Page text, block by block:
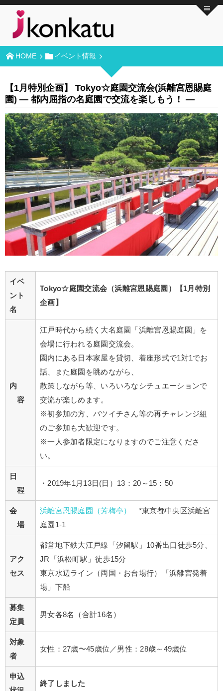
HOME イベント情報
【1月特別企画】 Tokyo☆庭園交流会(浜離宮恩賜庭
園) ― 都内屈指の名庭園で交流を楽しもう！ ―
イベ
ント
名
Tokyo☆庭園交流会（浜離宮恩賜庭園 ）【1月特別
企画】
内
容
江戸時代から続く大名庭園「浜離宮恩賜庭園」を
会場に行われる庭園交流会。
園内にある日本家屋を貸切、着座形式で1対1でお
話、また庭園を眺めながら、
散策しながら等、いろいろなシチュエーションで
交流が楽しめます。
※初参加の方、バツイチさん等の再チャレンジ組
のご参加も大歓迎です。
※一人参加者限定になりますのでご注意くださ
い。
日
程
・2019年1月13日(日）13：20～15：50
会
場
浜離宮恩賜庭園（芳梅亭）
*東京都中央区浜離宮
庭園1-1
アク
セス
都営地下鉄大江戸線「汐留駅」10番出口徒歩5分、
JR「浜松町駅」徒歩15分
東京水辺ライン（両国・お台場行）「浜離宮発着
場」下船
募集
定員
男女各8名（合計16名）
対象
者
女性：27歳〜45歳位／男性：28歳～49歳位
申込
終了しました